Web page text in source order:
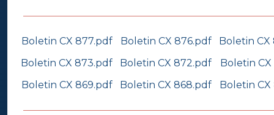
Boletin CX 877.pdf Boletin CX 876.pdf
Boletin
Boletin CX 873.pdf
Boletin CX 872.pdf
Boletin
Boletin CX 869.pdf
Boletin CX 868.pdf Boletin